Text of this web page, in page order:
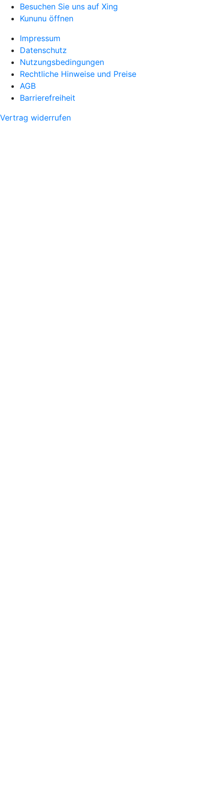
Besuchen Sie uns auf Xing
Kununu öffnen
Impressum
Datenschutz
Nutzungsbedingungen
Rechtliche Hinweise und Preise
AGB
Barrierefreiheit
Vertrag widerrufen